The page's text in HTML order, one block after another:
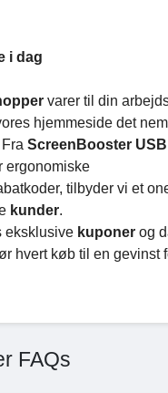
i dag
varer til din
hjemmeside det
ScreenBooster
ergonomiske
tilbyder vi et
kunder.
eksklusive kuponer og
hvert køb til en gevinst
FAQs